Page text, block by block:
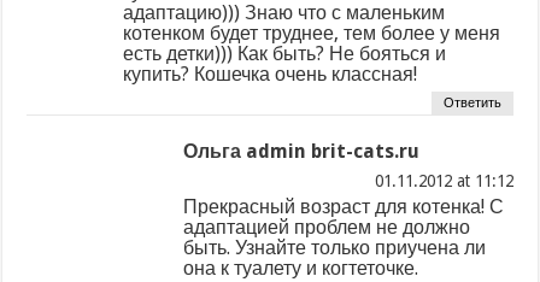
адаптацию))) Знаю что с маленьким
котенком будет труднее, тем более у меня
есть детки))) Как быть? Не бояться и
купить? Кошечка очень классная!
Ответить
Ольга admin brit-cats.ru
at
Прекрасный возраст для котенка! С
адаптацией проблем не должно
быть. Узнайте только приучена ли
она к туалету и когтеточке.